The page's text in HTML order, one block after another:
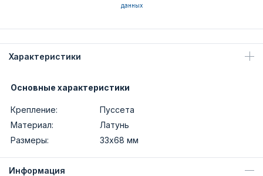
данных
Характеристики
Основные характеристики
Крепление:
Пуссета
Материал:
Латунь
Размеры:
33х68 мм
Информация